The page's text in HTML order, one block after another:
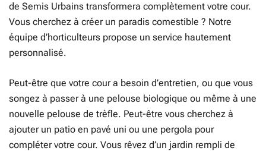
de Semis Urbains transformera complètement votre cour.
Vous cherchez à créer un paradis comestible ? Notre
équipe d’horticulteurs propose un service hautement
personnalisé.
Peut-être que votre cour a besoin d’entretien, ou que vous
songez à passer à une pelouse biologique ou même à une
nouvelle pelouse de trèfle. Peut-être vous cherchez à
ajouter un patio en pavé uni ou une pergola pour
compléter votre cour. Vous rêvez d’un jardin rempli de